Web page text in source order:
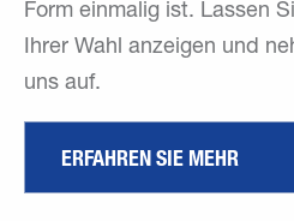
Form einmalig ist. Lassen
Ihrer Wahl anzeigen und
uns auf.
ERFAHREN SIE MEHR